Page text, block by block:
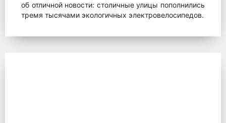
об отличной новости: столичные улицы пополнились
тремя тысячами экологичных электровелосипедов.